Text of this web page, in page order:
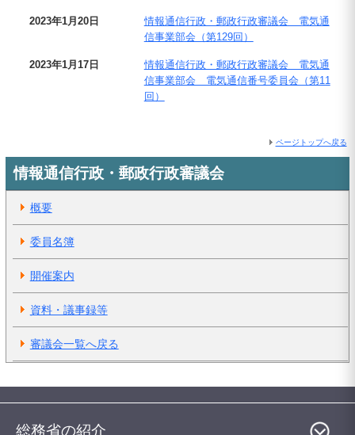
2023年1月20日
情報通信行政・郵政行政審議会 電気通
信事業部会（第129回）
2023年1月17日
情報通信行政・郵政行政審議会 電気通
信事業部会 電気通信番号委員会（第11
回）
ページトップへ戻る
情報通信行政・郵政行政審議会
概要
委員名簿
開催案内
資料・議事録等
審議会一覧へ戻る
総務省の紹介